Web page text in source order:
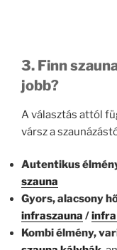
3. Finn
jobb?
A választás attól
vársz a
Autentikus
szauna
Gyors, alacsony
infraszauna /infra
Kombi élmény,